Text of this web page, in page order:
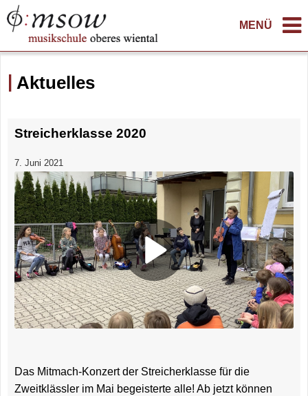
MENÜ
Aktuelles
Streicherklasse 2020
7. Juni 2021
Das Mitmach-Konzert der Streicherklasse für die
Zweitklässler im Mai begeisterte alle! Ab jetzt können